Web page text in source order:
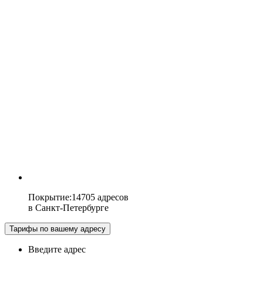
Покрытие:14705 адресов
в Санкт-Петербурге
Тарифы по вашему адресу
Введите адрес